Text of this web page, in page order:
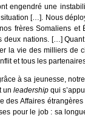
engendré une
[…]. Nous
frères Somaliens
nations. […]
la vie des milliers
et tous les
à sa jeunesse,
un leadership qui
des Affaires
pour le job : sa